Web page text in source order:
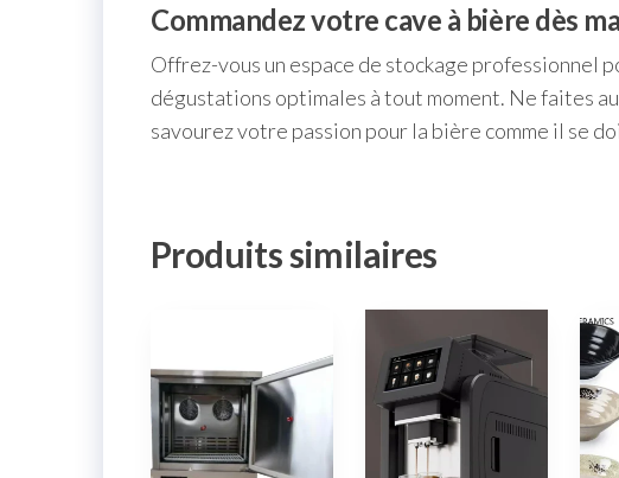
Commandez votre cave à bière dès
Offrez-vous un espace de stockage professionnel
dégustations optimales à tout moment. Ne faites
savourez votre passion pour la bière comme il se
Produits similaires